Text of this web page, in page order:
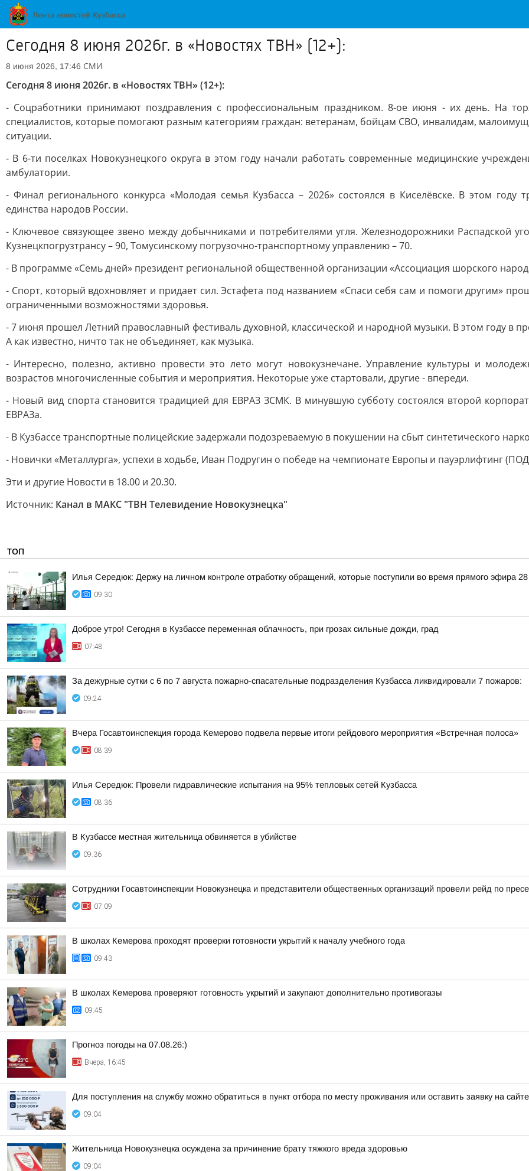
Сегодня 8 июня 2026г. в «Новостях ТВН» (12+):
8 июня 2026, 17:46 СМИ
Сегодня 8 июня 2026г. в «Новостях ТВН» (12+):
- Соцработники принимают поздравления с профессиональным праздником. 8-ое июня - их день. На
специалистов, которые помогают разным категориям граждан: ветеранам, бойцам СВО, инвалидам,
ситуации.
- В 6-ти поселках Новокузнецкого округа в этом году начали работать современные медицинские
амбулатории.
- Финал регионального конкурса «Молодая семья Кузбасса – 2026» состоялся в Киселёвске. В этом
единства народов России.
- Ключевое связующее звено между добычниками и потребителями угля. Железнодорожники Распадской
Кузнецкпогрузтрансу – 90, Томусинскому погрузочно-транспортному управлению – 70.
- В программе «Семь дней» президент региональной общественной организации «Ассоциация шорского
- Спорт, который вдохновляет и придает сил. Эстафета под названием «Спаси себя сам и помоги другим»
ограниченными возможностями здоровья.
- 7 июня прошел Летний православный фестиваль духовной, классической и народной музыки. В этом году в
А как известно, ничто так не объединяет, как музыка.
- Интересно, полезно, активно провести это лето могут новокузнечане. Управление культуры и
возрастов многочисленные события и мероприятия. Некоторые уже стартовали, другие - впереди.
- Новый вид спорта становится традицией для ЕВРАЗ ЗСМК. В минувшую субботу состоялся второй
ЕВРАЗа.
- В Кузбассе транспортные полицейские задержали подозреваемую в покушении на сбыт синтетического
- Новички «Металлурга», успехи в ходьбе, Иван Подругин о победе на чемпионате Европы и пауэрлифтинг
Эти и другие Новости в 18.00 и 20.30.
Источник: Канал в МАКС "ТВН Телевидение Новокузнецка"
ТОП
Илья Середюк: Держу на личном контроле отработку обращений, которые поступили во время прямого эфира
09:30
Доброе утро! Сегодня в Кузбассе переменная облачность, при грозах сильные дожди, град
07:48
За дежурные сутки с 6 по 7 августа пожарно-спасательные подразделения Кузбасса ликвидировали 7 пожаров:
09:24
Вчера Госавтоинспекция города Кемерово подвела первые итоги рейдового мероприятия «Встречная полоса»
08:39
Илья Середюк: Провели гидравлические испытания на 95% тепловых сетей Кузбасса
08:36
В Кузбассе местная жительница обвиняется в убийстве
09:36
Сотрудники Госавтоинспекции Новокузнецка и представители общественных организаций провели рейд по
07:09
В школах Кемерова проходят проверки готовности укрытий к началу учебного года
09:43
В школах Кемерова проверяют готовность укрытий и закупают дополнительно противогазы
09:45
Прогноз погоды на 07.08.26:)
Вчера, 16:45
Для поступления на службу можно обратиться в пункт отбора по месту проживания или оставить заявку на
09:04
Жительница Новокузнецка осуждена за причинение брату тяжкого вреда здоровью
09:04